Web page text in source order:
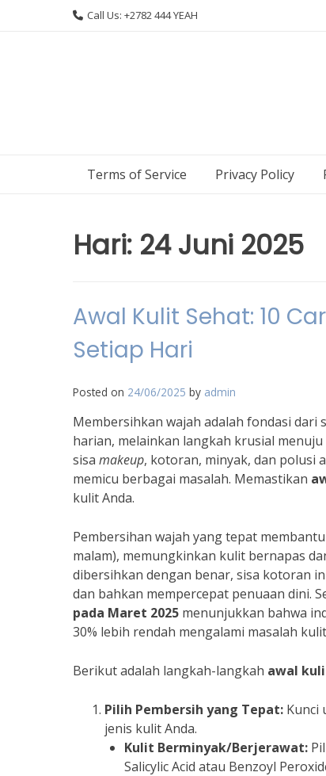
Call Us: +2782 444 YEAH
Terms of Service Privacy Policy
Hari: 24 Juni 2025
Awal Kulit Sehat: 10
Setiap Hari
Posted on 24/06/2025 by admin
Membersihkan wajah adalah fondasi
harian, melainkan langkah krusial menuju
sisa makeup, kotoran, minyak, dan polusi
memicu berbagai masalah. Memastikan
kulit Anda.
Pembersihan wajah yang tepat
malam), memungkinkan kulit bernapas
dibersihkan dengan benar, sisa kotoran
dan bahkan mempercepat penuaan dini.
pada Maret 2025 menunjukkan bahwa
30% lebih rendah mengalami masalah
Berikut adalah langkah-langkah awal
Pilih Pembersih yang Tepat: Kunci
jenis kulit Anda.
Kulit Berminyak/Berjerawat:
Salicylic Acid atau Benzoyl